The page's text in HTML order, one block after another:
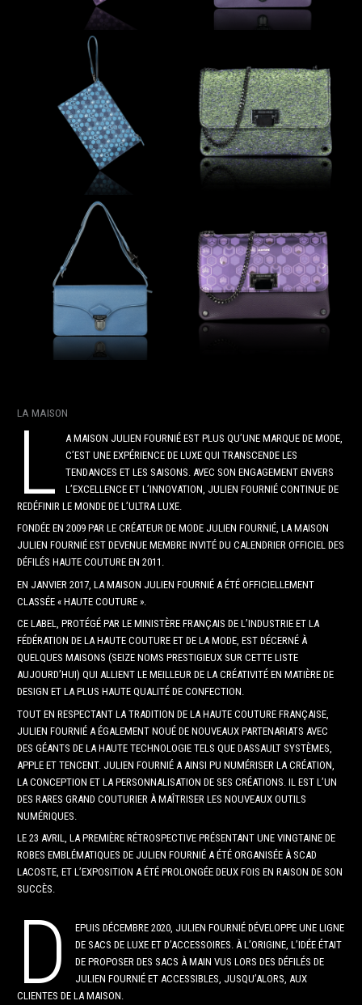
LA MAISON
L
A MAISON JULIEN FOURNIÉ EST PLUS QU’UNE MARQUE DE MODE,
C’EST UNE EXPÉRIENCE DE LUXE QUI TRANSCENDE LES
TENDANCES ET LES SAISONS. AVEC SON ENGAGEMENT ENVERS
L’EXCELLENCE ET L’INNOVATION, JULIEN FOURNIÉ CONTINUE DE
REDÉFINIR LE MONDE DE L’ULTRA LUXE.
FONDÉE EN 2009 PAR LE CRÉATEUR DE MODE JULIEN FOURNIÉ, LA MAISON
JULIEN FOURNIÉ EST DEVENUE MEMBRE INVITÉ DU CALENDRIER OFFICIEL DES
DÉFILÉS HAUTE COUTURE EN 2011.
EN JANVIER 2017, LA MAISON JULIEN FOURNIÉ A ÉTÉ OFFICIELLEMENT
CLASSÉE « HAUTE COUTURE ».
CE LABEL, PROTÉGÉ PAR LE MINISTÈRE FRANÇAIS DE L’INDUSTRIE ET LA
FÉDÉRATION DE LA HAUTE COUTURE ET DE LA MODE, EST DÉCERNÉ À
QUELQUES MAISONS (SEIZE NOMS PRESTIGIEUX SUR CETTE LISTE
AUJOURD’HUI) QUI ALLIENT LE MEILLEUR DE LA CRÉATIVITÉ EN MATIÈRE DE
DESIGN ET LA PLUS HAUTE QUALITÉ DE CONFECTION.
TOUT EN RESPECTANT LA TRADITION DE LA HAUTE COUTURE FRANÇAISE,
JULIEN FOURNIÉ A ÉGALEMENT NOUÉ DE NOUVEAUX PARTENARIATS AVEC
DES GÉANTS DE LA HAUTE TECHNOLOGIE TELS QUE DASSAULT SYSTÈMES,
APPLE ET TENCENT. JULIEN FOURNIÉ A AINSI PU NUMÉRISER LA CRÉATION,
LA CONCEPTION ET LA PERSONNALISATION DE SES CRÉATIONS. IL EST L’UN
DES RARES GRAND COUTURIER À MAÎTRISER LES NOUVEAUX OUTILS
NUMÉRIQUES.
LE 23 AVRIL, LA PREMIÈRE RÉTROSPECTIVE PRÉSENTANT UNE VINGTAINE DE
ROBES EMBLÉMATIQUES DE JULIEN FOURNIÉ A ÉTÉ ORGANISÉE À SCAD
LACOSTE, ET L’EXPOSITION A ÉTÉ PROLONGÉE DEUX FOIS EN RAISON DE SON
SUCCÈS.
D
EPUIS DÉCEMBRE 2020, JULIEN FOURNIÉ DÉVELOPPE UNE LIGNE
DE SACS DE LUXE ET D’ACCESSOIRES. À L’ORIGINE, L’IDÉE ÉTAIT
DE PROPOSER DES SACS À MAIN VUS LORS DES DÉFILÉS DE
JULIEN FOURNIÉ ET ACCESSIBLES, JUSQU’ALORS, AUX
CLIENTES DE LA MAISON.